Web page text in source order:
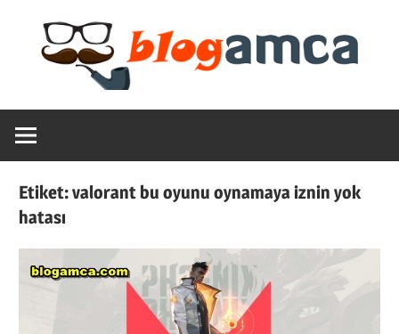
content
Blogamca
2025
Haber,
Blogların
Amcası
Etiket:valorant bu oyunu oynamaya iznin yok
hatası